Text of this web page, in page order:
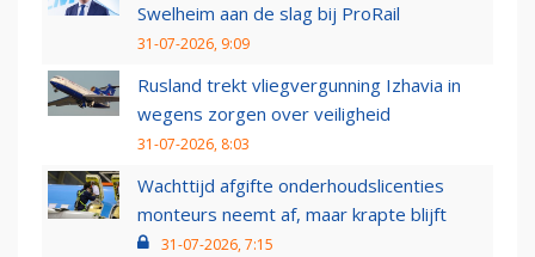
Swelheim aan de slag bij ProRail
31-07-2026, 9:09
Rusland trekt vliegvergunning Izhavia in
wegens zorgen over veiligheid
31-07-2026, 8:03
Wachttijd afgifte onderhoudslicenties
monteurs neemt af, maar krapte blijft
31-07-2026, 7:15